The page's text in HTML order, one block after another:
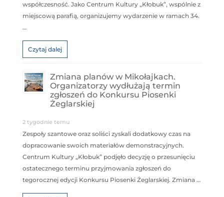
współczesność. Jako Centrum Kultury „Kłobuk”, wspólnie z
miejscową parafią, organizujemy wydarzenie w ramach 34.
…
Czytaj dalej
Zmiana planów w Mikołajkach.
Organizatorzy wydłużają termin
zgłoszeń do Konkursu Piosenki
Żeglarskiej
2 tygodnie temu
Zespoły szantowe oraz soliści zyskali dodatkowy czas na
dopracowanie swoich materiałów demonstracyjnych.
Centrum Kultury „Kłobuk” podjęło decyzję o przesunięciu
ostatecznego terminu przyjmowania zgłoszeń do
tegorocznej edycji Konkursu Piosenki Żeglarskiej. Zmiana …